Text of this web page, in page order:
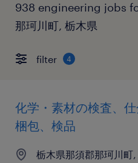
938 engineering jobs
那珂川町, 栃木県
filter 4
化学・素材の検査、
梱包、検品
栃木県那須郡那珂川町,